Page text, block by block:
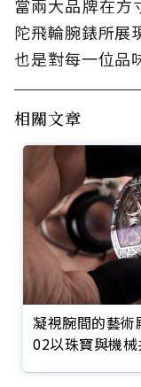
當兩大品牌在
陀飛輪腕錶所展
也是對每一位品
相關文章
凝視腕間的藝術殿堂！
02以珠寶與機